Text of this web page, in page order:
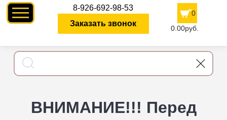
8-926-692-98-53
Заказать звонок
0
0.00руб.
ВНИМАНИЕ!!! Перед